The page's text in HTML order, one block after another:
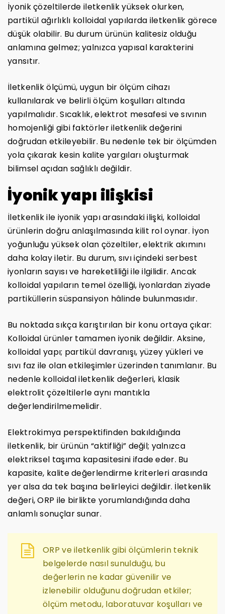
İyonik çözeltilerde iletkenlik yüksek olurken,
partikül ağırlıklı kolloidal yapılarda iletkenlik görece
düşük olabilir. Bu durum ürünün kalitesiz olduğu
anlamına gelmez; yalnızca yapısal karakterini
yansıtır.
İletkenlik ölçümü, uygun bir ölçüm cihazı
kullanılarak ve belirli ölçüm koşulları altında
yapılmalıdır. Sıcaklık, elektrot mesafesi ve sıvının
homojenliği gibi faktörler iletkenlik değerini
doğrudan etkileyebilir. Bu nedenle tek bir ölçümden
yola çıkarak kesin kalite yargıları oluşturmak
bilimsel açıdan sağlıklı değildir.
İyonik yapı ilişkisi
İletkenlik ile iyonik yapı arasındaki ilişki, kolloidal
ürünlerin doğru anlaşılmasında kilit rol oynar. İyon
yoğunluğu yüksek olan çözeltiler, elektrik akımını
daha kolay iletir. Bu durum, sıvı içindeki serbest
iyonların sayısı ve hareketliliği ile ilgilidir. Ancak
kolloidal yapıların temel özelliği, iyonlardan ziyade
partiküllerin süspansiyon hâlinde bulunmasıdır.
Bu noktada sıkça karıştırılan bir konu ortaya çıkar:
Kolloidal ürünler tamamen iyonik değildir. Aksine,
kolloidal yapı; partikül davranışı, yüzey yükleri ve
sıvı faz ile olan etkileşimler üzerinden tanımlanır. Bu
nedenle kolloidal iletkenlik değerleri, klasik
elektrolit çözeltilerle aynı mantıkla
değerlendirilmemelidir.
Elektrokimya perspektifinden bakıldığında
iletkenlik, bir ürünün “aktifliği” değil; yalnızca
elektriksel taşıma kapasitesini ifade eder. Bu
kapasite, kalite değerlendirme kriterleri arasında
yer alsa da tek başına belirleyici değildir. İletkenlik
değeri, ORP ile birlikte yorumlandığında daha
anlamlı sonuçlar sunar.
ORP ve iletkenlik gibi ölçümlerin teknik
belgelerde nasıl sunulduğu, bu
değerlerin ne kadar güvenilir ve
izlenebilir olduğunu doğrudan etkiler;
ölçüm metodu, laboratuvar koşulları ve